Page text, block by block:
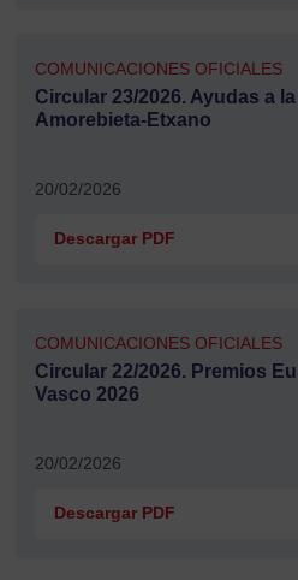
COMUNICACIONES OFICIALES
Circular 23/2026. Ayudas a
Amorebieta-Etxano
20/02/2026
Descargar PDF
COMUNICACIONES OFICIALES
Circular 22/2026. Premios
Vasco 2026
20/02/2026
Descargar PDF